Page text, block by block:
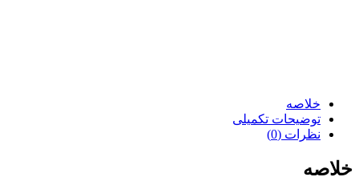
خلاصه
توضیحات تکمیلی
نظرات (0)
خلاصه